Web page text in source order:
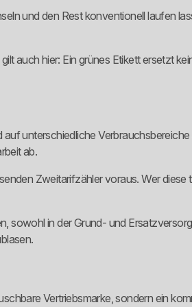
und den Rest konventionell laufen
auch hier: Ein grünes Etikett ersetzt
unterschiedliche
ab.
Zweitarifzähler voraus. Wer diese
sowohl in der Grund- und
Vertriebsmarke, sondern ein